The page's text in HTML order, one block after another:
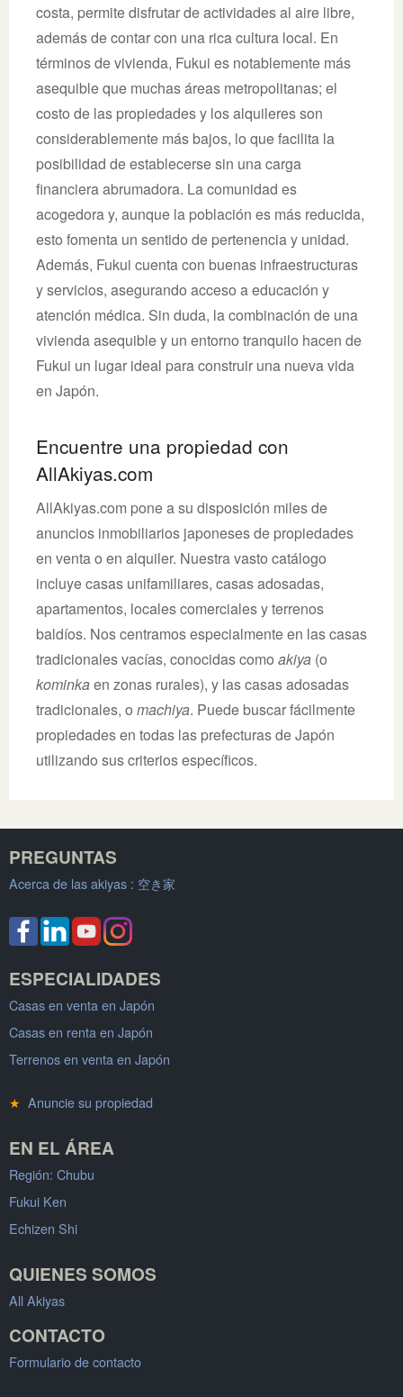
costa, permite disfrutar de actividades al aire libre,
además de contar con una rica cultura local. En
términos de vivienda, Fukui es notablemente más
asequible que muchas áreas metropolitanas; el
costo de las propiedades y los alquileres son
considerablemente más bajos, lo que facilita la
posibilidad de establecerse sin una carga
financiera abrumadora. La comunidad es
acogedora y, aunque la población es más reducida,
esto fomenta un sentido de pertenencia y unidad.
Además, Fukui cuenta con buenas infraestructuras
y servicios, asegurando acceso a educación y
atención médica. Sin duda, la combinación de una
vivienda asequible y un entorno tranquilo hacen de
Fukui un lugar ideal para construir una nueva vida
en Japón.
Encuentre una propiedad con
AllAkiyas.com
AllAkiyas.com pone a su disposición miles de
anuncios inmobiliarios japoneses de propiedades
en venta o en alquiler. Nuestra vasto catálogo
incluye casas unifamiliares, casas adosadas,
apartamentos, locales comerciales y terrenos
baldíos. Nos centramos especialmente en las casas
tradicionales vacías, conocidas como akiya (o
kominkaen zonas rurales), y las casas adosadas
tradicionales, o machiya. Puede buscar fácilmente
propiedades en todas las prefecturas de Japón
utilizando sus criterios específicos.
PREGUNTAS
Acerca de las akiyas : 空き家
ESPECIALIDADES
Casas en venta en Japón
Casas en renta en Japón
Terrenos en venta en Japón
★ Anuncie su propiedad
EN EL ÁREA
Región: Chubu
Fukui Ken
Echizen Shi
QUIENES SOMOS
All Akiyas
CONTACTO
Formulario de contacto